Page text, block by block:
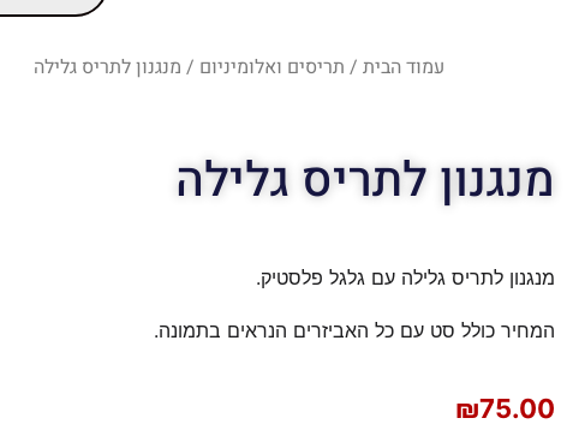
עמוד הבית / תריסים ואלומיניום / מנגנון לתריס גלילה
מנגנון לתריס גלילה
מנגנון לתריס גלילה עם גלגל פלסטיק.
המחיר כולל סט עם כל האביזרים הנראים בתמונה.
₪75.00